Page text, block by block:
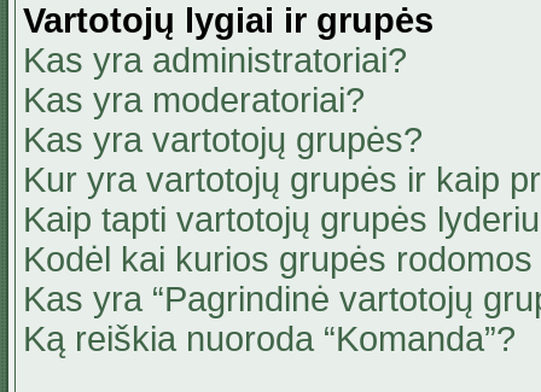
Vartotojų lygiai ir grupės
Kas yra administratoriai?
Kas yra moderatoriai?
Kas yra vartotojų grupės?
Kur yra vartotojų grupės ir kaip
Kaip tapti vartotojų grupės
Kodėl kai kurios grupės
Kas yra “Pagrindinė vartotojų
Ką reiškia nuoroda “Komanda”?